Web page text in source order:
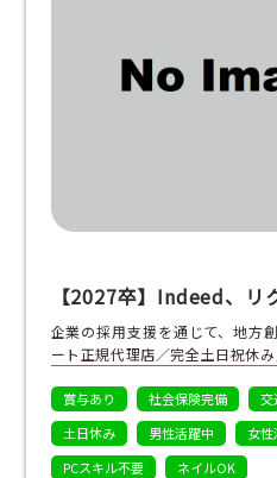
【2027卒】Indeed、リ
企業の採用支援を通じて、地方
ート正規代理店／完全土日祝休
賞与あり 社会保険完備 交
土日休み
男性活躍中 女性
PCスキル不要
ネイルOK